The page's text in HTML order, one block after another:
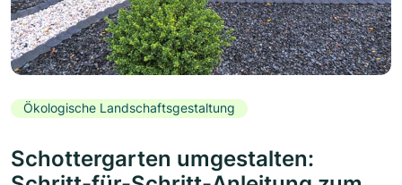
Ökologische Landschaftsgestaltung
Schottergarten umgestalten: